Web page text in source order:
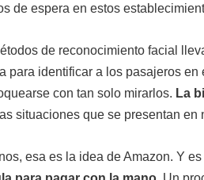
de espera en estos
de reconocimiento facial
para identificar a los pasajeros
con tan solo mirarlos. La
situaciones que se presentan en
esa es la idea de Amazon. Y